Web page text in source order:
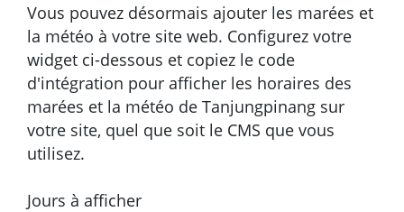
Vous pouvez désormais ajouter les marées et
la météo à votre site web. Configurez votre
widget ci-dessous et copiez le code
d'intégration pour afficher les horaires des
marées et la météo de Tanjungpinang sur
votre site, quel que soit le CMS que vous
utilisez.
Jours à afficher